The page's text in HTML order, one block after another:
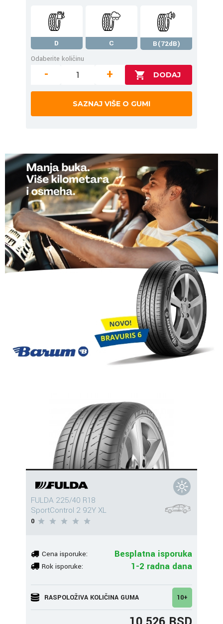
D C
B(72dB)
Odaberite količinu
- +
SAZNAJ VIŠE O GUMI
FULDA 225/40 R18
SportControl 2 92Y XL
0
Cena isporuke: Besplatna isporuka
Rok isporuke: 1-2 radna dana
RASPOLOŽIVA KOLIČINA GUMA 10+